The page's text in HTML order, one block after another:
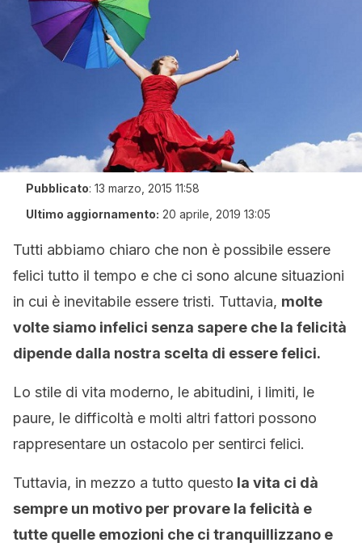
Pubblicato: 13 marzo, 2015 11:58
Ultimo aggiornamento: 20 aprile, 2019 13:05
Tutti abbiamo chiaro che non è possibile essere
felici tutto il tempo e che ci sono alcune situazioni
in cui è inevitabile essere tristi. Tuttavia, molte
volte siamo infelici senza sapere che la felicità
dipende dalla nostra scelta di essere felici.
Lo stile di vita moderno, le abitudini, i limiti, le
paure, le difficoltà e molti altri fattori possono
rappresentare un ostacolo per sentirci felici.
Tuttavia, in mezzo a tutto questo la vita ci dà
sempre un motivo per provare la felicità e
tutte quelle emozioni che ci tranquillizzano e